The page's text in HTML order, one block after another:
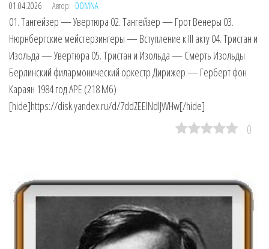
01.04.2026 Автор: DOMNA
01. Тангейзер — Увертюра 02. Тангейзер — Грот Венеры 03.
Нюрнбергские мейстерзингеры — Вступление к III акту 04. Тристан и
Изольда — Увертюра 05. Тристан и Изольда — Смерть Изольды
Берлинский филармонический оркестр Дирижер — Герберт фон
Караян 1984 год APE (218 Мб)
[hide]https://disk.yandex.ru/d/7ddZEElNdlJWHw[/hide]
0